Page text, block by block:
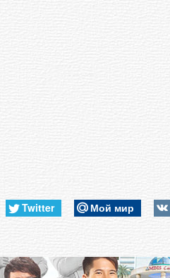
Twitter Мой мир